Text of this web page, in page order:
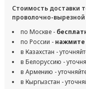
Стоимость доставки
проволочно-вырезной
по Москве -
по России - нажмите
в Казахстан -
в Белоруссию -
в Армению -
в Кыргызстан -